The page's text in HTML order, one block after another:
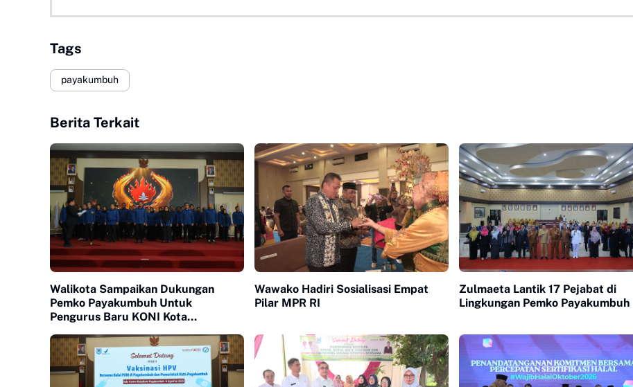
Tags
payakumbuh
Berita Terkait
Walikota Sampaikan Dukungan
Pemko Payakumbuh Untuk
Pengurus Baru KONI Kota
Wawako Hadiri Sosialisasi Empat
Pilar MPR RI
Zulmaeta Lantik 17 Pejabat di
Lingkungan Pemko Payakumbuh